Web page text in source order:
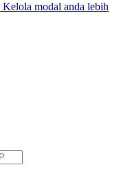
Kelola modal anda lebih